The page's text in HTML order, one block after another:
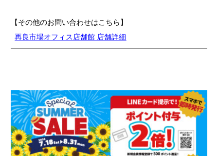
【その他のお問い合わせはこちら】
再良市場オフィス店舗館 店舗詳細